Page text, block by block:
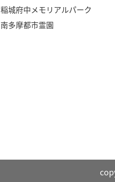
稲城府中メモリアルパーク
南多摩都市霊園